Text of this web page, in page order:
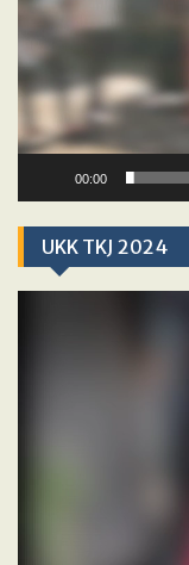
00:00
UKK TKJ 2024